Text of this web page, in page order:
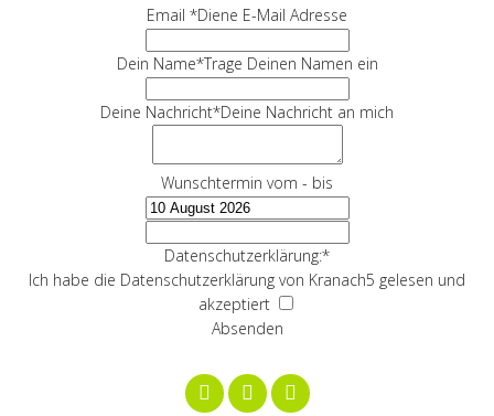
Email *Diene E-Mail Adresse
Dein Name*Trage Deinen Namen ein
Deine Nachricht*Deine Nachricht an mich
Wunschtermin vom - bis
Datenschutzerklärung:*
Ich habe die Datenschutzerklärung von Kranach5 gelesen und
akzeptiert
Absenden